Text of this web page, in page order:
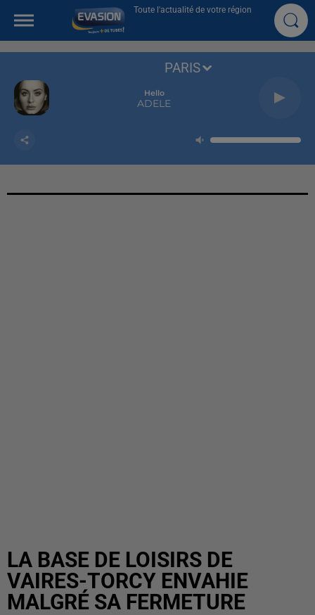
Toute l'actualité de votre région
Hello
ADELE
PARIS
LA BASE DE LOISIRS DE
VAIRES-TORCY ENVAHIE
MALGRÉ SA FERMETURE